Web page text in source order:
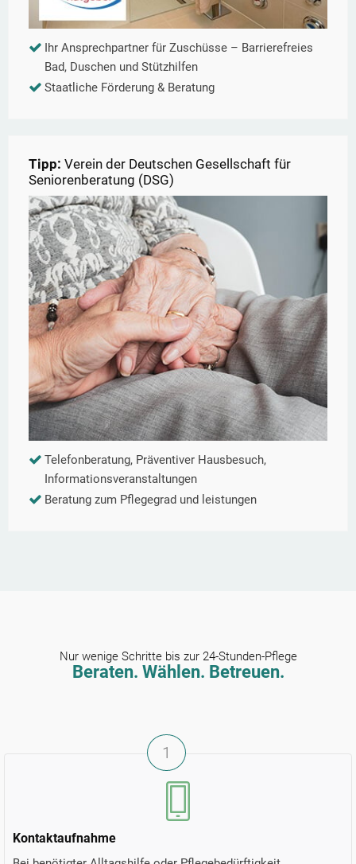
Ihr Ansprechpartner für Zuschüsse – Barrierefreies
Bad, Duschen und Stützhilfen
Staatliche Förderung & Beratung
Tipp: Verein der Deutschen Gesellschaft für
Seniorenberatung (DSG)
Telefonberatung, Präventiver Hausbesuch,
Informationsveranstaltungen
Beratung zum Pflegegrad und leistungen
Nur wenige Schritte bis zur 24-Stunden-Pflege
Beraten. Wählen. Betreuen.
Kontaktaufnahme
1